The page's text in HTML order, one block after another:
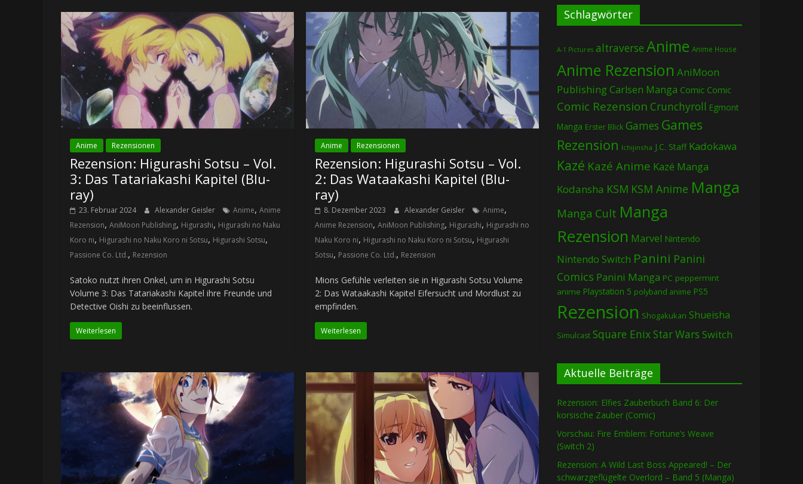
Anime Rezensionen
Rezension: Higurashi Sotsu – Vol.
3: Das Tatariakashi Kapitel (Blu-
ray)
23. Februar 2024 Alexander Geisler Anime, Anime
Rezension, AniMoon Publishing, Higurashi, Higurashi no Naku
Koro ni, Higurashi no Naku Koro ni Sotsu, Higurashi Sotsu,
Passione Co. Ltd., Rezension
Satoko nutzt ihren Onkel, um in Higurashi Sotsu
Volume 3: Das Tatariakashi Kapitel ihre Freunde und
Detective Oishi zu beeinflussen.
Weiterlesen
Anime Rezensionen
Rezension: Higurashi Sotsu – Vol.
2: Das Wataakashi Kapitel (Blu-
ray)
8. Dezember 2023 Alexander Geisler Anime,
Anime Rezension,AniMoon Publishing, Higurashi, Higurashi no
Naku Koro ni, Higurashi no Naku Koro ni Sotsu, Higurashi
Sotsu, Passione Co. Ltd., Rezension
Mions Gefühle verleiten sie in Higurashi Sotsu Volume
2: Das Wataakashi Kapitel Eifersucht und Mordlust zu
empfinden.
Weiterlesen
Schlagwörter
A-1 Pictures altraverse Anime Anime House
Anime Rezension AniMoon
PublishingCarlsen Manga Comic Comic
Comic Rezension Crunchyroll Egmont
Manga Erster Blick Games Games
Rezension Ichijinsha J.C. Staff Kadokawa
Kazé Kazé Anime Kazé Manga
Kodansha KSM KSM Anime Manga
Manga Cult Manga
Rezension Marvel Nintendo
Nintendo Switch Panini Panini
Comics Panini Manga PC peppermint
anime Playstation 5 polyband anime PS5
Rezension Shogakukan Shueisha
Simulcast Square EnixStar Wars Switch
Aktuelle Beiträge
Rezension: Elfies Zauberbuch Band 6: Der
korsische Zauber (Comic)
Vorschau: Fire Emblem: Fortune’s Weave
(Switch 2)
Rezension: A Wild Last Boss Appeared! – Der
schwarzgeflügelte Overlord – Band 5 (Manga)